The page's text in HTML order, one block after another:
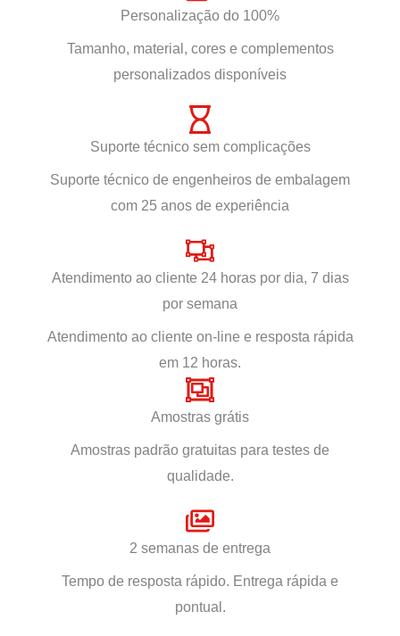
Personalização do 100%
Tamanho, material, cores e complementos
personalizados disponíveis
Suporte técnico sem complicações
Suporte técnico de engenheiros de embalagem
com 25 anos de experiência
Atendimento ao cliente 24 horas por dia, 7 dias
por semana
Atendimento ao cliente on-line e resposta rápida
em 12 horas.
Amostras grátis
Amostras padrão gratuitas para testes de
qualidade.
2 semanas de entrega
Tempo de resposta rápido. Entrega rápida e
pontual.